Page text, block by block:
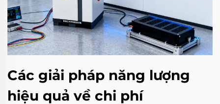
Các giải pháp năng lượng
hiệu quả về chi phí